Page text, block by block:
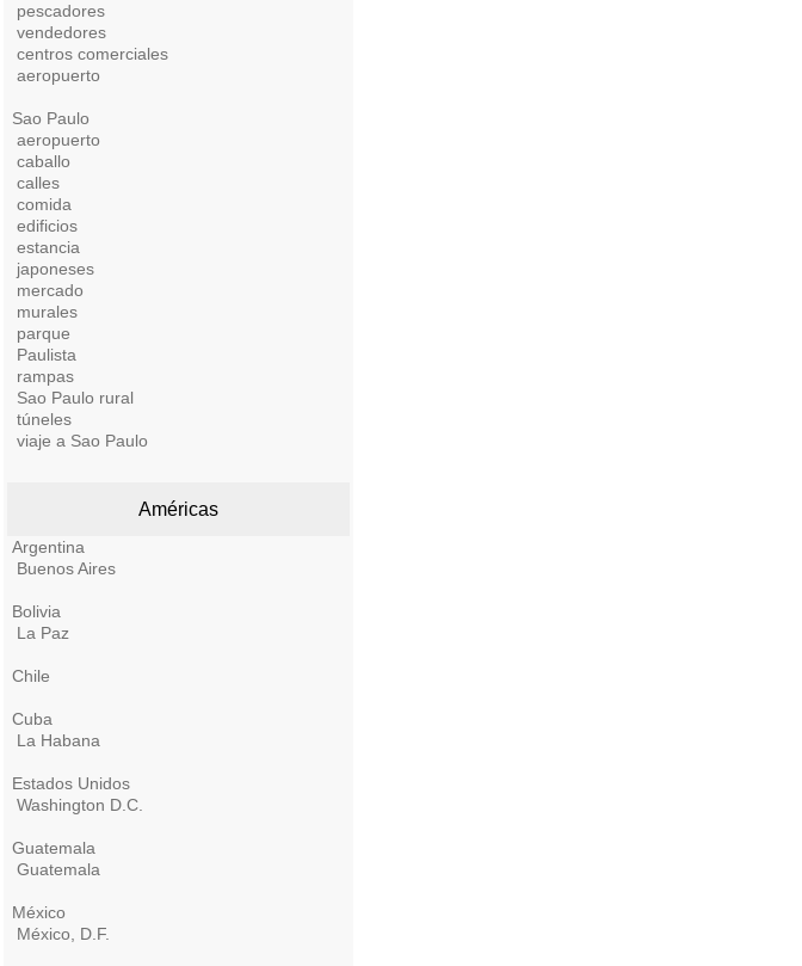
pescadores
vendedores
centros comerciales
aeropuerto
Sao Paulo
aeropuerto
caballo
calles
comida
edificios
estancia
japoneses
mercado
murales
parque
Paulista
rampas
Sao Paulo rural
túneles
viaje a Sao Paulo
Américas
Argentina
Buenos Aires
Bolivia
La Paz
Chile
Cuba
La Habana
Estados Unidos
Washington D.C.
Guatemala
Guatemala
México
México, D.F.